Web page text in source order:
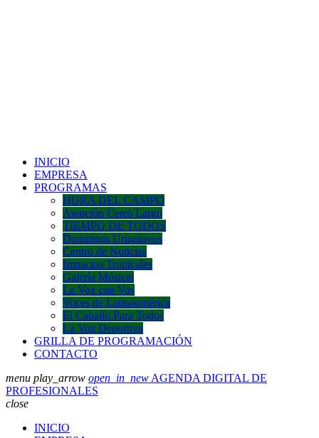
INICIO
EMPRESA
PROGRAMAS
HORA DEL CAMPO
Atención Cerro Largo
TIEMPO DE TODOS
Domingos Uruguayos
Centro de Noticias
Impactos Tropicales
Galería Músical
La Voz con Vos
Voces de Latinoamérica
El Caballo Para Todos
La Voz Deportiva
GRILLA DE PROGRAMACIÓN
CONTACTO
menu play_arrow open_in_new AGENDA DIGITAL DE
PROFESIONALES
close
INICIO